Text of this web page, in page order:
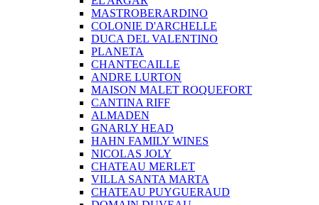
MASTROBERARDINO
COLONIE D'ARCHELLE
DUCA DEL VALENTINO
PLANETA
CHANTECAILLE
ANDRE LURTON
MAISON MALET ROQUEFORT
CANTINA RIFF
ALMADEN
GNARLY HEAD
HAHN FAMILY WINES
NICOLAS JOLY
CHATEAU MERLET
VILLA SANTA MARTA
CHATEAU PUYGUERAUD